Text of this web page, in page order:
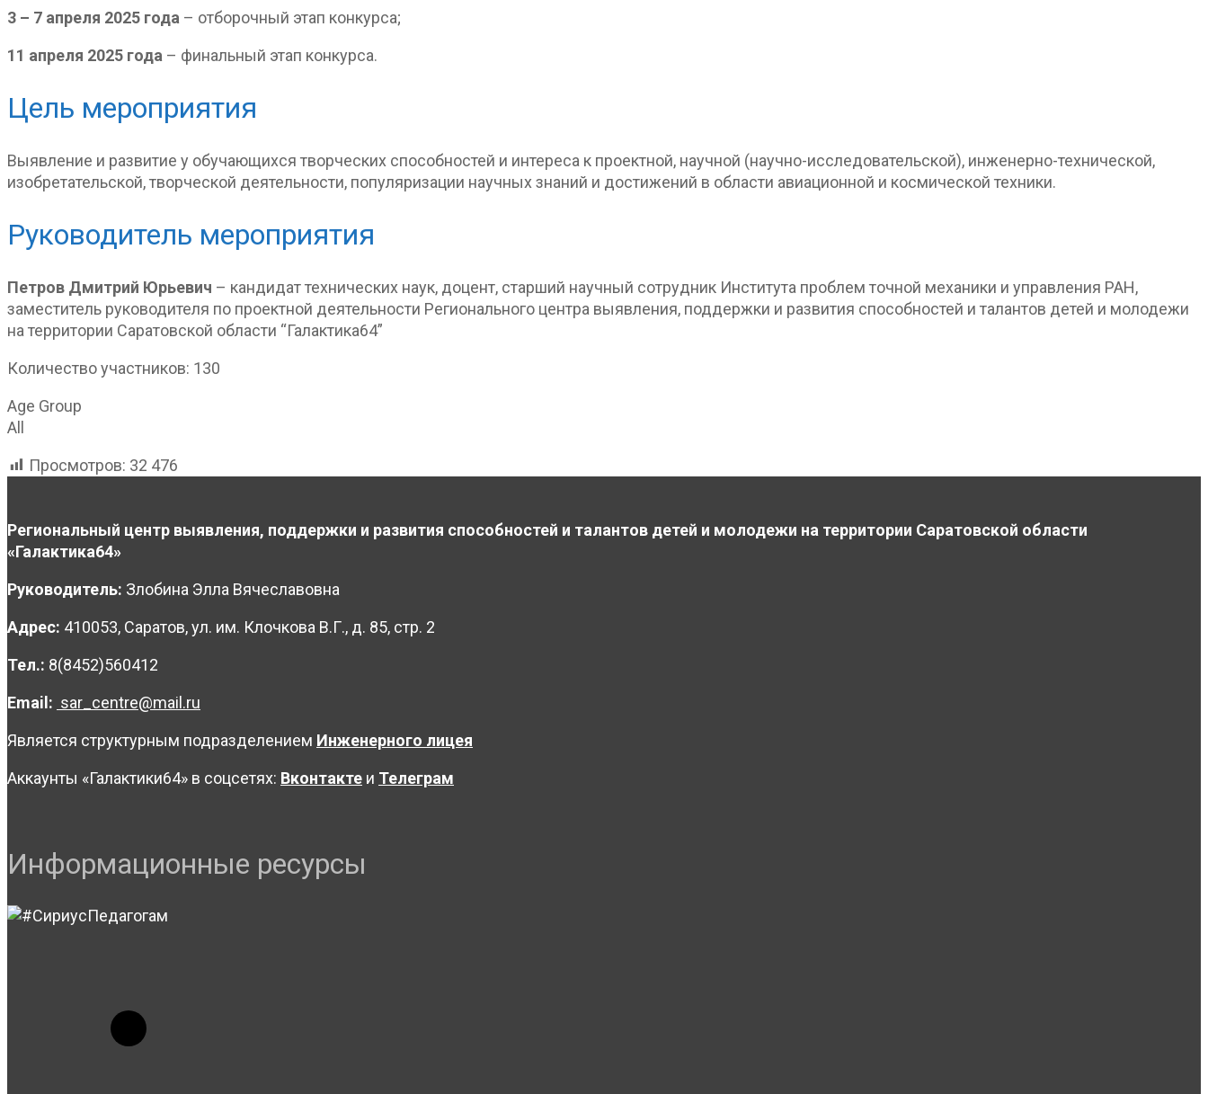
3 – 7 апреля 2025 года – отборочный этап конкурса;
11 апреля 2025 года – финальный этап конкурса.
Цель мероприятия
Выявление и развитие у обучающихся творческих способностей и интереса к проектной, научной (научно-исследовательской), инженерно-технической,
изобретательской, творческой деятельности, популяризации научных знаний и достижений в области авиационной и космической техники.
Руководитель мероприятия
Петров Дмитрий Юрьевич – кандидат технических наук, доцент, старший научный сотрудник Института проблем точной механики и управления РАН,
заместитель руководителя по проектной деятельности Регионального центра выявления, поддержки и развития способностей и талантов детей и молодежи
на территории Саратовской области “Галактика64”
Количество участников: 130
Age Group
All
Просмотров: 32 476
Региональный центр выявления, поддержки и развития способностей и талантов детей и молодежи на территории Саратовской области
«Галактика64»
Руководитель: Злобина Элла Вячеславовна
Адрес: 410053, Саратов, ул. им. Клочкова В.Г., д. 85, стр. 2
Тел.: 8(8452)560412
Email: sar_centre@mail.ru
Является структурным подразделением Инженерного лицея
Аккаунты «Галактики64» в соцсетях: Вконтакте и Телеграм
Информационные ресурсы